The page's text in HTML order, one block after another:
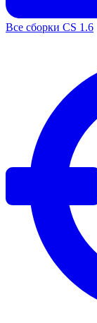
Все сборки CS 1.6